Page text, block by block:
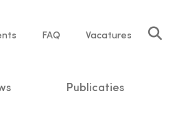
FAQ Vacatures
Publicaties